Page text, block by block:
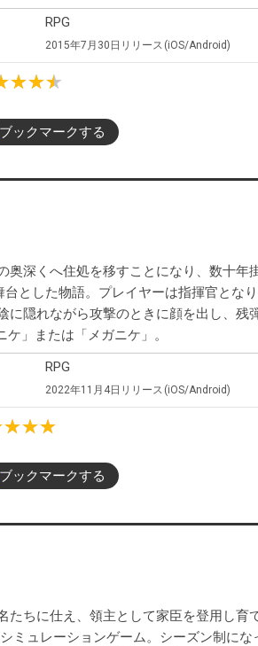
RPG
2015年7月30日 リリース iOS/Android
ブックマークする
深くへ住処を移すことになり、数十年
とした物語。プレイヤーは指揮官とな
隠れながら攻撃のときに顔を出し、残
」または「メガニケ」。
RPG
2022年11月4日 リリース iOS/Android
ブックマークする
ちに仕え、領主として家臣を登用し育
ミュレーションゲーム。シーズン制に